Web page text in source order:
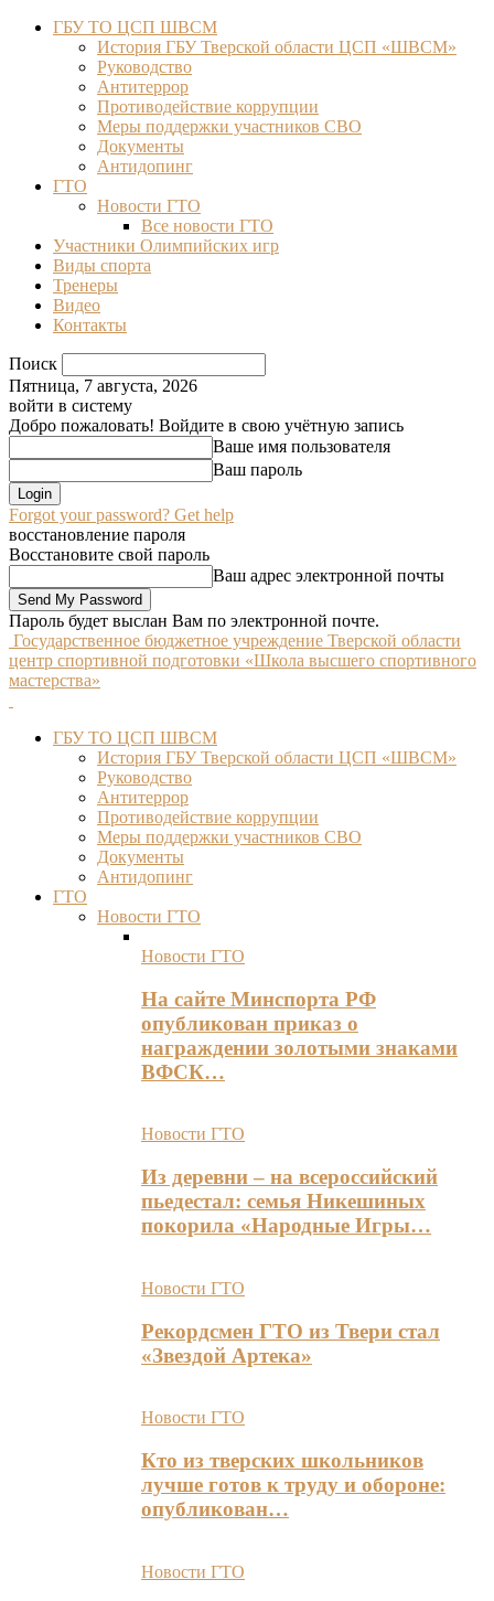
ГБУ ТО ЦСП ШВСМ
История ГБУ Тверской области ЦСП «ШВСМ»
Руководство
Антитеррор
Противодействие коррупции
Меры поддержки участников СВО
Документы
Антидопинг
ГТО
Новости ГТО
Все новости ГТО
Участники Олимпийских игр
Виды спорта
Тренеры
Видео
Контакты
Поиск
Пятница, 7 августа, 2026
войти в систему
Добро пожаловать! Войдите в свою учётную запись
Ваше имя пользователя
Ваш пароль
Forgot your password? Get help
восстановление пароля
Восстановите свой пароль
Ваш адрес электронной почты
Пароль будет выслан Вам по электронной почте.
Государственное бюджетное учреждение Тверской области
центр спортивной подготовки «Школа высшего спортивного
мастерства»
ГБУ ТО ЦСП ШВСМ
История ГБУ Тверской области ЦСП «ШВСМ»
Руководство
Антитеррор
Противодействие коррупции
Меры поддержки участников СВО
Документы
Антидопинг
ГТО
Новости ГТО
Новости ГТО
На сайте Минспорта РФ
опубликован приказ о
награждении золотыми знаками
ВФСК…
Новости ГТО
Из деревни – на всероссийский
пьедестал: семья Никешиных
покорила «Народные Игры…
Новости ГТО
Рекордсмен ГТО из Твери стал
«Звездой Артека»
Новости ГТО
Кто из тверских школьников
лучше готов к труду и обороне:
опубликован…
Новости ГТО